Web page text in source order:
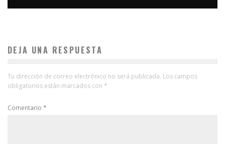
DEJA UNA RESPUESTA
Tu dirección de correo electrónico no será publicada. Los campos
obligatorios están marcados con *
Comentario *